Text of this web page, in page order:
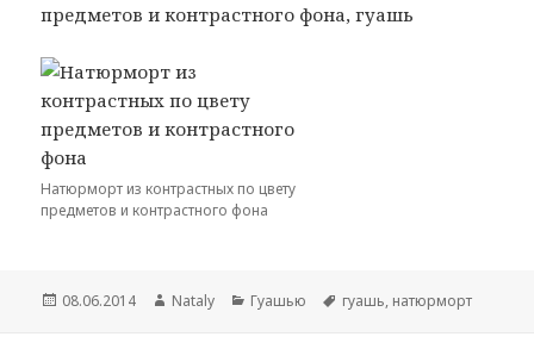
предметов и контрастного фона, гуашь
Натюрморт из контрастных по цвету
предметов и контрастного фона
Опубликовано
08.06.2014 Автор
Nataly Рубрики
Гуашью Метки
гуашь, натюрморт